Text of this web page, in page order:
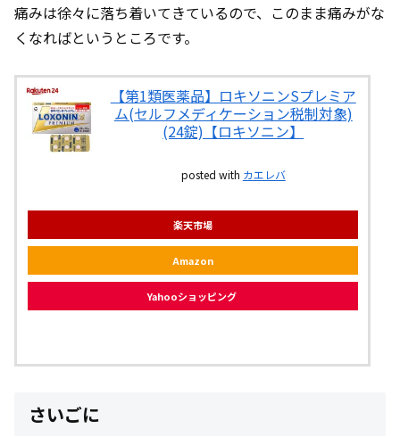
痛みは徐々に落ち着いてきているので、このまま痛みがな
くなればというところです。
【第1類医薬品】ロキソニンSプレミア
ム(セルフメディケーション税制対象)
(24錠)【ロキソニン】
posted with カエレバ
楽天市場
Amazon
Yahooショッピング
さいごに